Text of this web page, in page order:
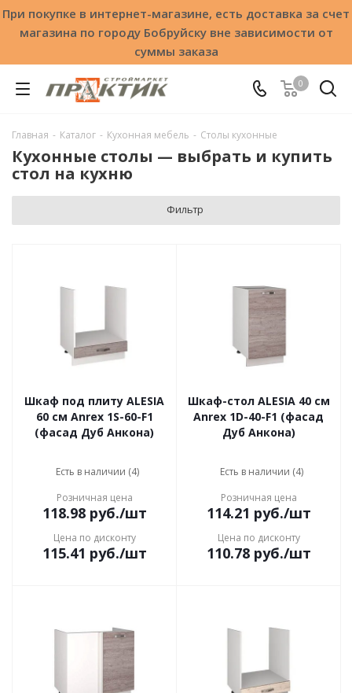
При покупке в интернет-магазине, есть доставка за счет
магазина по городу Бобруйску вне зависимости от
суммы заказа
0
Главная - Каталог - Кухонная мебель - Столы кухонные
Кухонные столы — выбрать и купить
стол на кухню
Фильтр
Шкаф под плиту ALESIA
60 см Anrex 1S-60-F1
(фасад Дуб Анкона)
Есть в наличии (4)
Розничная цена
118.98руб./шт
Цена по дисконту
115.41 руб./шт
Шкаф-стол ALESIA 40 см
Anrex 1D-40-F1 (фасад
Дуб Анкона)
Есть в наличии (4)
Розничная цена
114.21 руб./шт
Цена по дисконту
110.78руб./шт